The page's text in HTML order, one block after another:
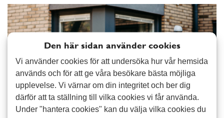
Den här sidan använder cookies
Vi använder cookies för att undersöka hur vår hemsida
används och för att ge våra besökare bästa möjliga
upplevelse. Vi värnar om din integritet och ber dig
därför att ta ställning till vilka cookies vi får använda.
Under "hantera cookies" kan du välja vilka cookies du